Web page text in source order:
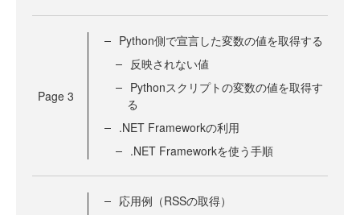
Page 3
Python側で宣言した変数の値を取得する
反映されない値
Pythonスクリプトの変数の値を取得す
る
.NET Frameworkの利用
.NET Frameworkを使う手順
応用例（RSSの取得）